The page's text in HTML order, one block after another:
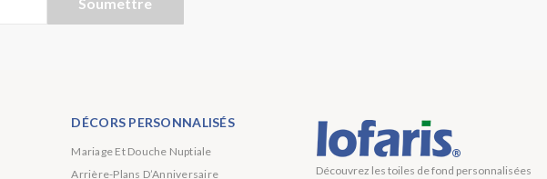
DÉCORS PERSONNALISÉS
Mariage Et Douche Nuptiale
Arrière-Plans D’Anniversaire
Découvrez les toiles de fond personnalisées